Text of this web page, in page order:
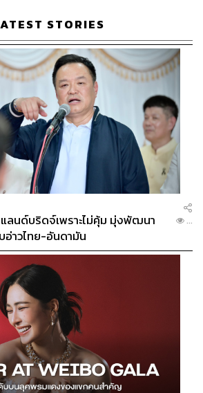
STORIES
ลนด์บริดจ์เพราะไม่คุ้ม มุ่งพัฒนา
าวไทย-อันดามัน
...